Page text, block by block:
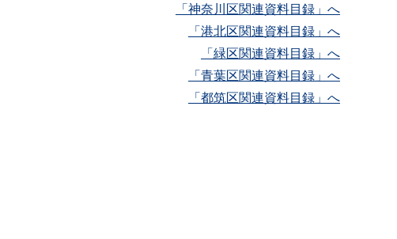
「神奈川区関連資料目録」へ
「港北区関連資料目録」へ
「緑区関連資料目録」へ
「青葉区関連資料目録」へ
「都筑区関連資料目録」へ